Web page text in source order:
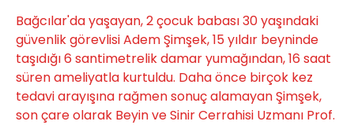
Bağcılar'da yaşayan, 2 çocuk babası 30 yaşındaki
güvenlik görevlisi Adem Şimşek, 15 yıldır beyninde
taşıdığı 6 santimetrelik damar yumağından, 16 saat
süren ameliyatla kurtuldu. Daha önce birçok kez
tedavi arayışına rağmen sonuç alamayan Şimşek,
son çare olarak Beyin ve Sinir Cerrahisi Uzmanı Prof.